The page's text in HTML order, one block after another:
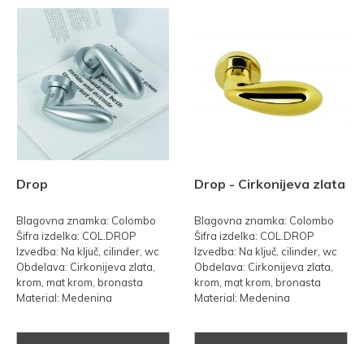
Drop
Blagovna znamka: Colombo
Šifra izdelka: COL.DROP
Izvedba: Na ključ, cilinder, wc
Obdelava: Cirkonijeva zlata,
krom, mat krom, bronasta
Material: Medenina
Drop - Cirkonijeva zlata
Blagovna znamka: Colombo
Šifra izdelka: COL.DROP
Izvedba: Na ključ, cilinder, wc
Obdelava: Cirkonijeva zlata,
krom, mat krom, bronasta
Material: Medenina